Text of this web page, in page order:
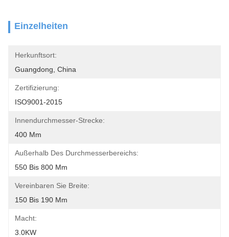
Einzelheiten
Herkunftsort:
Guangdong, China
Zertifizierung:
ISO9001-2015
Innendurchmesser-Strecke:
400 Mm
Außerhalb Des Durchmesserbereichs:
550 Bis 800 Mm
Vereinbaren Sie Breite:
150 Bis 190 Mm
Macht:
3.0KW